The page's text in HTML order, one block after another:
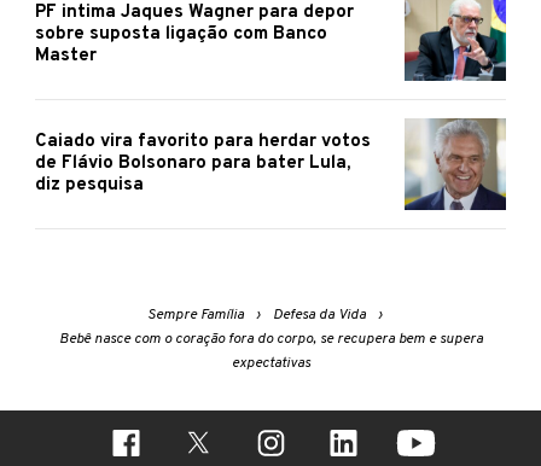
PF intima Jaques Wagner para depor
sobre suposta ligação com Banco
Master
Caiado vira favorito para herdar votos
de Flávio Bolsonaro para bater Lula,
diz pesquisa
Sempre Família
Defesa da Vida
Bebê nasce com o coração fora do corpo, se recupera bem e supera
expectativas